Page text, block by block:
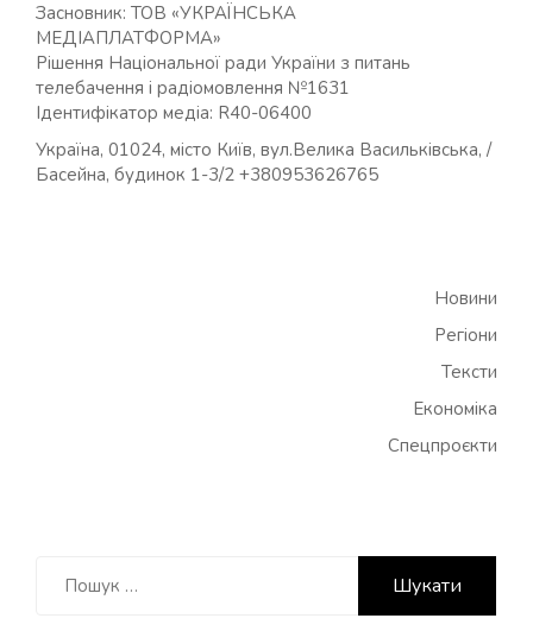
Засновник: ТОВ «УКРАЇНСЬКА
МЕДІАПЛАТФОРМА»
Рішення Національної ради України з питань
телебачення і радіомовлення №1631
Ідентифікатор медіа: R40-06400
Україна, 01024, місто Київ, вул.Велика Васильківська, /
Басейна, будинок 1-3/2 +380953626765
Новини
Регіони
Тексти
Економіка
Спецпроєкти